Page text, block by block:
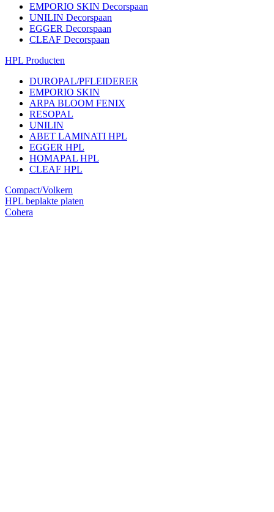
EMPORIO SKIN Decorspaan
UNILIN Decorspaan
EGGER Decorspaan
CLEAF Decorspaan
HPL Producten
DUROPAL/PFLEIDERER
EMPORIO SKIN
ARPA BLOOM FENIX
RESOPAL
UNILIN
ABET LAMINATI HPL
EGGER HPL
HOMAPAL HPL
CLEAF HPL
Compact/Volkern
HPL beplakte platen
Cohera